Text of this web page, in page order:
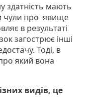
здатність мають
чули про явище
в результаті
загострює інші
Тоді, в
який вона
видів, це